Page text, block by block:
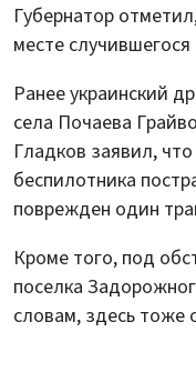
Губернатор
месте
Ранее украинский
села Почаева
Гладков заявил,
беспилотника
поврежден один
Кроме того, под
поселка
словам, здесь тоже